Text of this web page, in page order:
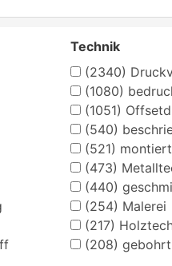
Technik
(2340)
(1080)
(1051)
(540)
(521) montiert
(473)
(440)
(254) Malerei
(217)
(208) gebohrt